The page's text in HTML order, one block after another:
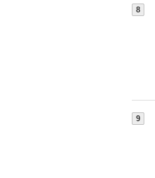
8
9